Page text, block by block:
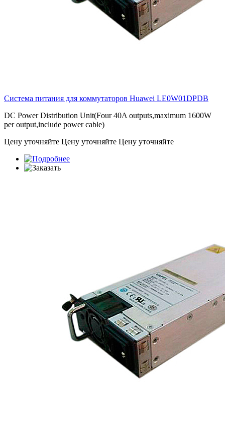
Система питания для коммутаторов Huawei LE0W01DPDB
DC Power Distribution Unit(Four 40A outputs,maximum 1600W
per output,include power cable)
Цену уточняйте Цену уточняйте Цену уточняйте